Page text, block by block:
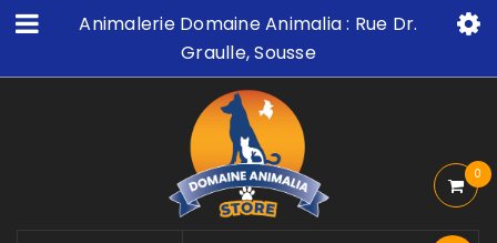
Animalerie Domaine Animalia : Rue Dr.
Graulle, Sousse
0